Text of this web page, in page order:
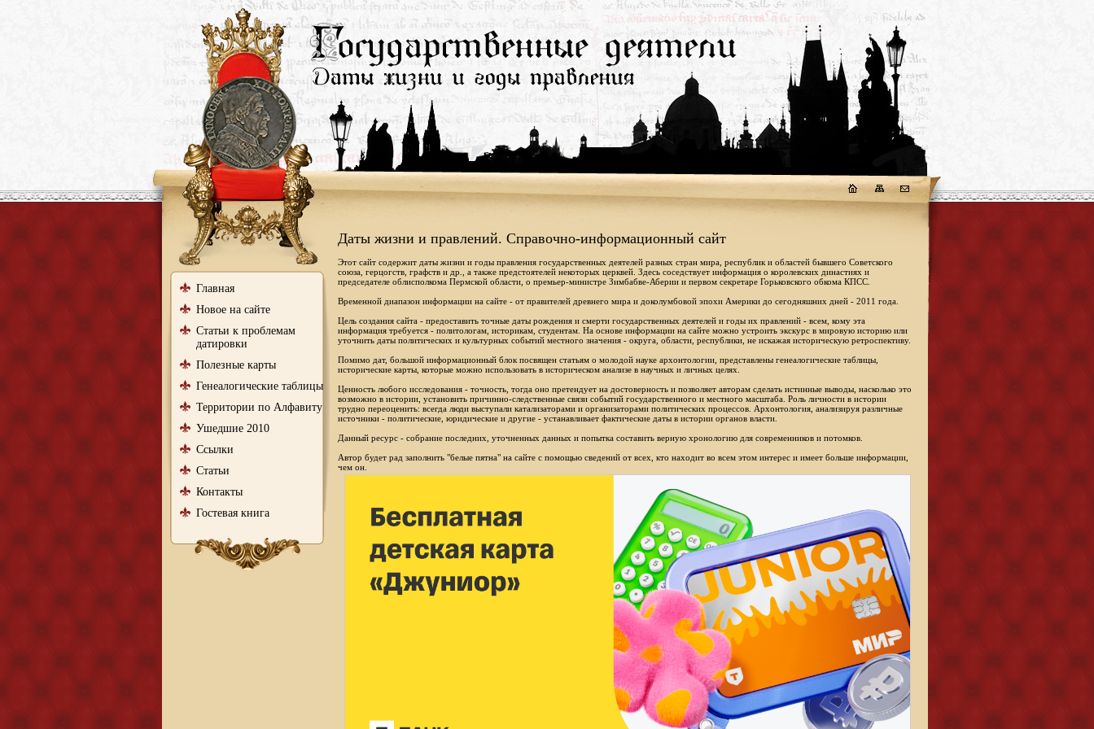
Главная
Новое на сайте
Статьи к проблемам
датировки
Полезные карты
Генеалогические таблицы
Территории по Алфавиту
Ушедшие 2010
Ссылки
Статьи
Контакты
Гостевая книга
Даты жизни и правлений. Справочно-информационный сайт
Этот сайт содержит даты жизни и годы правления государственных деятелей разных стран мира, республик и областей бывшего Советского
союза, герцогств, графств и др., а также предстоятелей некоторых церквей. Здесь соседствует информация о королевских династиях и
председателе облисполкома Пермской области, о премьер-министре Зимбабве-Аберии и первом секретаре Горьковского обкома КПСС.
Временной диапазон информации на сайте - от правителей древнего мира и доколумбовой эпохи Америки до сегодняшних дней - 2011 года.
Цель создания сайта - предоставить точные даты рождения и смерти государственных деятелей и годы их правлений - всем, кому эта
информация требуется - политологам, историкам, студентам. На основе информации на сайте можно устроить экскурс в мировую историю или
уточнить даты политических и культурных событий местного значения - округа, области, республики, не искажая историческую ретроспективу.
Помимо дат, большой информационный блок посвящен статьям о молодой науке архонтологии, представлены генеалогические таблицы,
исторические карты, которые можно использовать в историческом анализе в научных и личных целях.
Ценность любого исследования - точность, тогда оно претендует на достоверность и позволяет авторам сделать истинные выводы, насколько это
возможно в истории, установить причинно-следственные связи событий государственного и местного масштаба. Роль личности в истории
трудно переоценить: всегда люди выступали катализаторами и организаторами политических процессов. Архонтология, анализируя различные
источники - политические, юридические и другие - устанавливает фактические даты в истории органов власти.
Данный ресурс - собрание последних, уточненных данных и попытка составить верную хронологию для современников и потомков.
Автор будет рад заполнить "белые пятна" на сайте с помощью сведений от всех, кто находит во всем этом интерес и имеет больше информации,
чем он.